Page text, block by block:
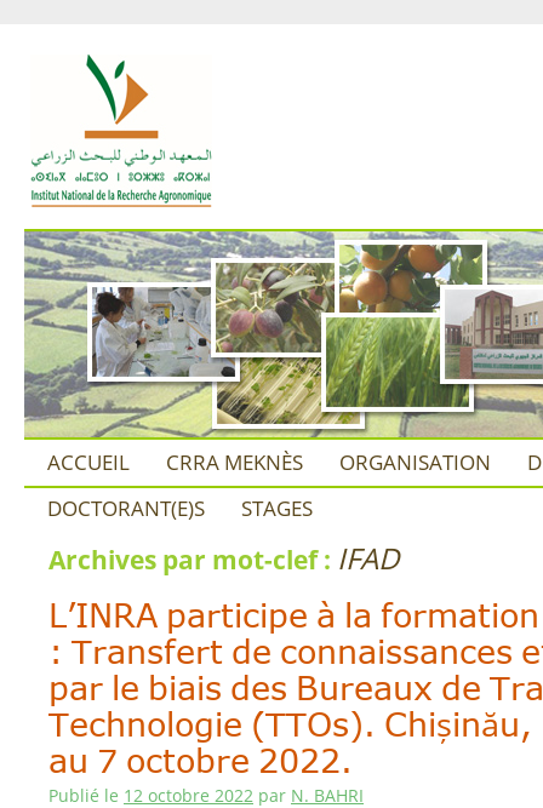
ACCUEIL CRRA MEKNÈS ORGANISATION
DOCTORANT(E)S
STAGES
Archives par mot-clef : IFAD
L’INRA participe à la
: Transfert de connaissances
par le biais des Bureaux de
Technologie (TTOs).
au 7 octobre 2022.
Publié le 12 octobre 2022 par N. BAHRI